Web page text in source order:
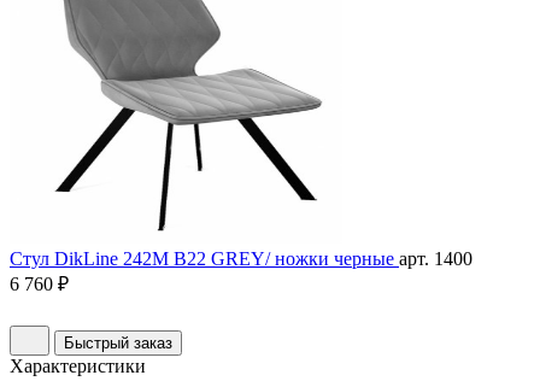
Стул DikLine 242M B22 GREY/ ножки черные арт. 1400
6 760 ₽
Быстрый заказ
Характеристики